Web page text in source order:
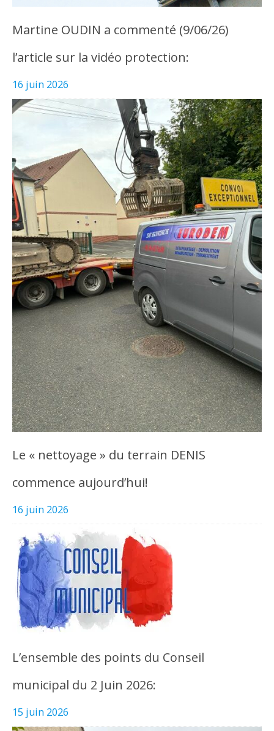
Martine OUDIN a commenté (9/06/26)
l’article sur la vidéo protection:
16 juin 2026
Le « nettoyage » du terrain DENIS
commence aujourd’hui!
16 juin 2026
L’ensemble des points du Conseil
municipal du 2 Juin 2026:
15 juin 2026